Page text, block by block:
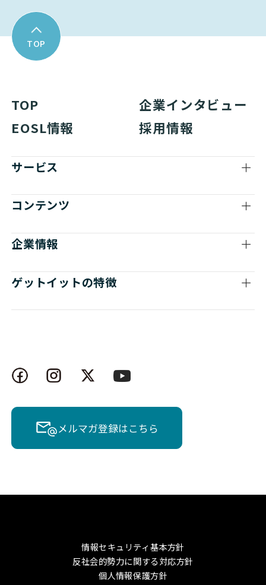
TOP
TOP
企業インタビュー
EOSL情報
採用情報
サービス
コンテンツ
企業情報
ゲットイットの特徴
メルマガ登録はこちら
情報セキュリティ基本方針
反社会的勢力に関する対応方針
個人情報保護方針